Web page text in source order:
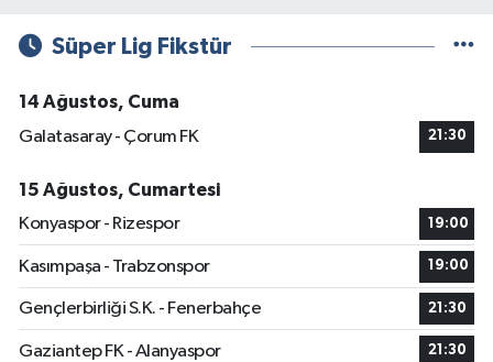
Süper Lig Fikstür
14 Ağustos, Cuma
Galatasaray - Çorum FK
21:30
15 Ağustos, Cumartesi
Konyaspor - Rizespor
19:00
Kasımpaşa - Trabzonspor 19:00
Gençlerbirliği S.K. - Fenerbahçe 21:30
Gaziantep FK - Alanyaspor 21:30